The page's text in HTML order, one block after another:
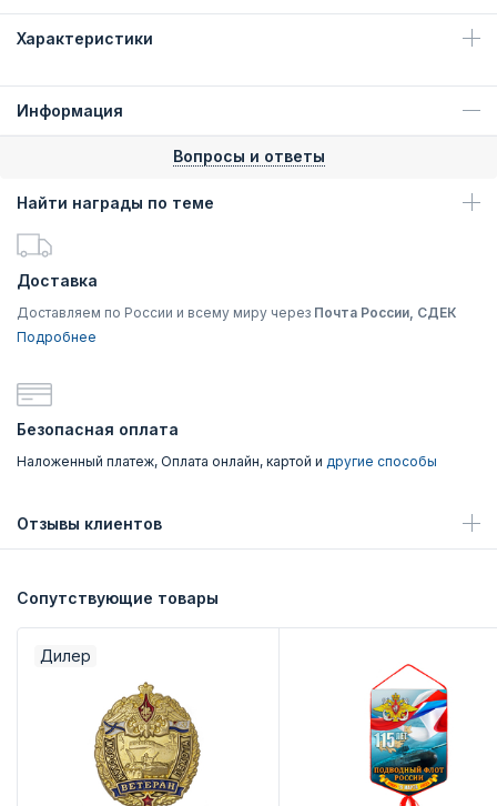
Характеристики
Информация
Вопросы и ответы
Найти награды по теме
Доставка
Доставляем по России и всему миру через Почта России, СДЕК
Подробнее
Безопасная оплата
Наложенный платеж, Оплата онлайн, картой и другие способы
Отзывы клиентов
Сопутствующие товары
Дилер